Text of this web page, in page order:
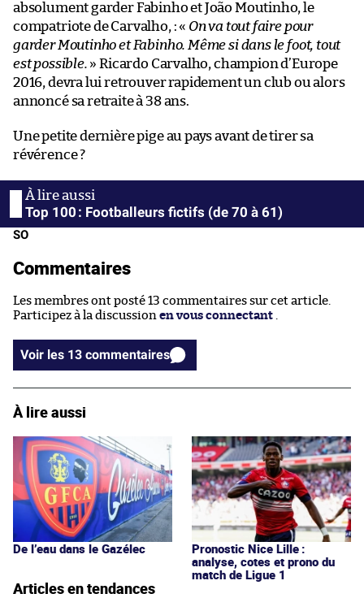
absolument garder Fabinho et João Moutinho, le
compatriote de Carvalho, : « On va tout faire pour
garder Moutinho et Fabinho. Même si dans le foot, tout
est possible. » Ricardo Carvalho, champion d’Europe
2016, devra lui retrouver rapidement un club ou alors
annoncé sa retraite à 38 ans.
Une petite dernière pige au pays avant de tirer sa
révérence ?
Top 100 : Footballeurs fictifs (de 70 à 61)
SO
Commentaires
Les membres ont posté 13 commentaires sur cet article.
Participez à la discussion en vous connectant .
Voir les 13 commentaires
À lire aussi
De l’eau dans le Gazélec
Pronostic Nice Lille :
analyse, cotes et prono du
match de Ligue 1
Articles en tendances